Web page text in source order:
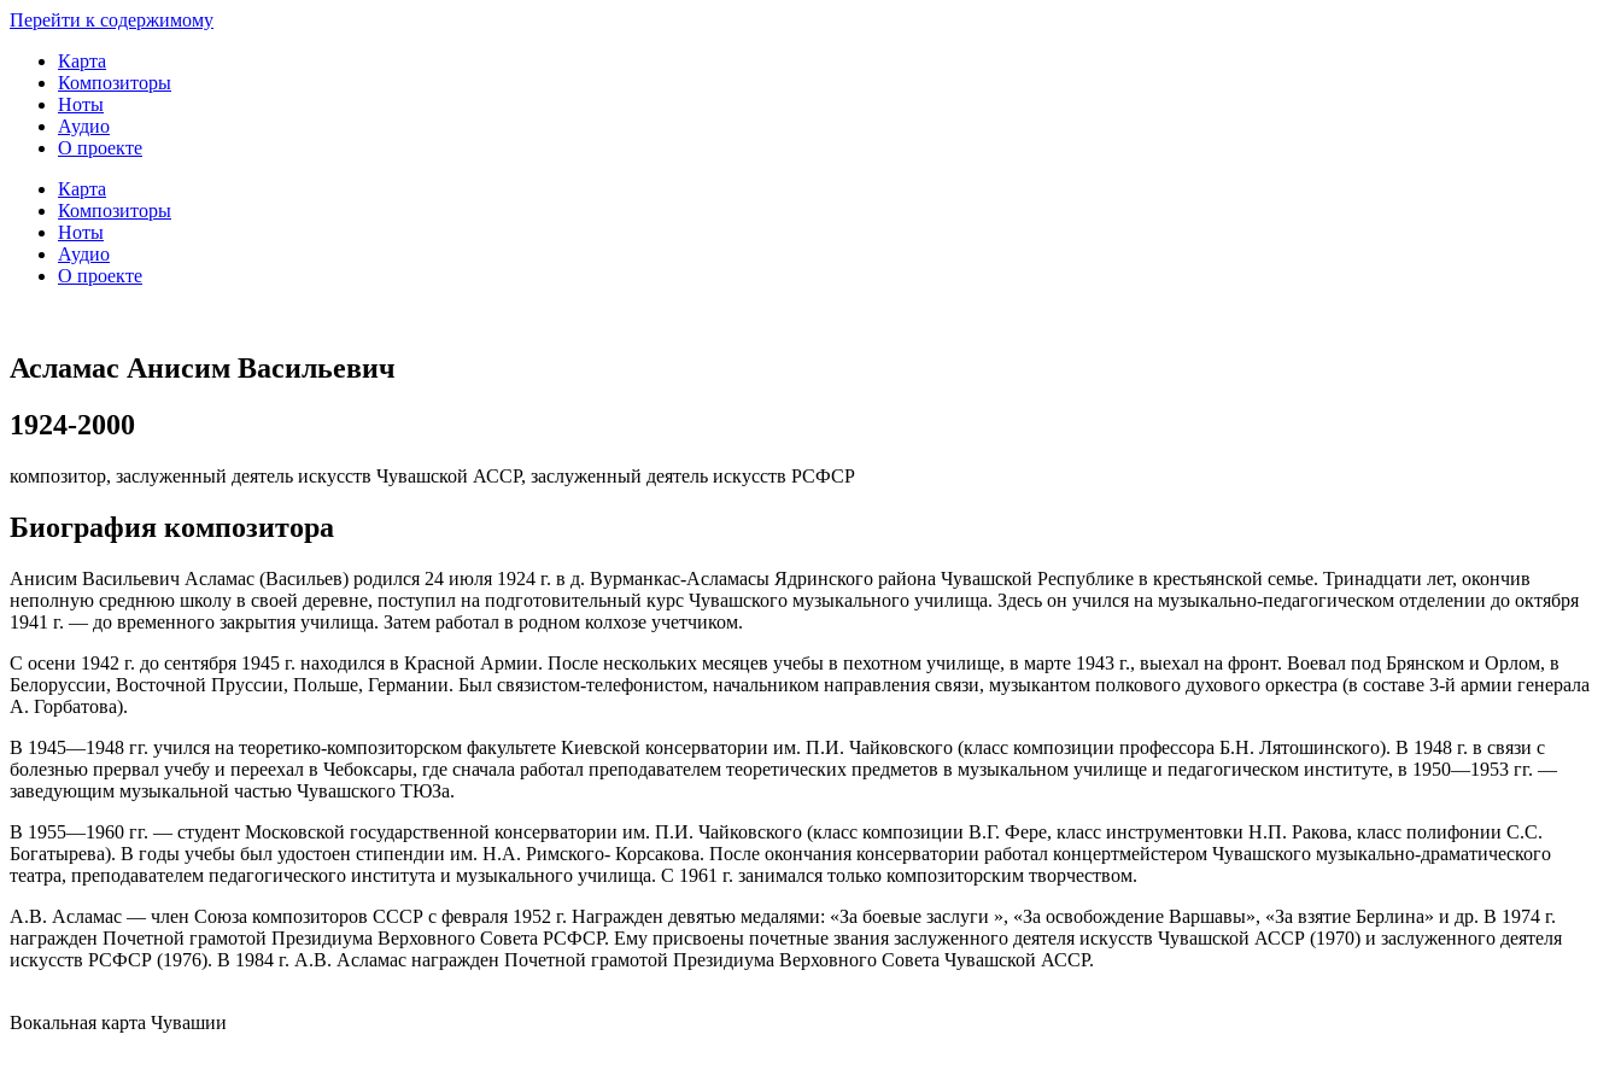
Перейти к содержимому
Карта
Композиторы
Ноты
Аудио
О проекте
Карта
Композиторы
Ноты
Аудио
О проекте
Асламас Анисим Васильевич
1924-2000
композитор, заслуженный деятель искусств Чувашской АССР, заслуженный деятель искусств РСФСР
Биография композитора
Анисим Васильевич Асламас (Васильев) родился 24 июля 1924 г. в д. Вурманкас-Асламасы Ядринского района Чувашской Республике в крестьянской семье. Тринадцати лет, окончив
неполную среднюю школу в своей деревне, поступил на подготовительный курс Чувашского музыкального училища. Здесь он учился на музыкально-педагогическом отделении до октября
1941 г. — до временного закрытия училища. Затем работал в родном колхозе учетчиком.
С осени 1942 г. до сентября 1945 г. находился в Красной Армии. После нескольких месяцев учебы в пехотном училище, в марте 1943 г., выехал на фронт. Воевал под Брянском и Орлом, в
Белоруссии, Восточной Пруссии, Польше, Германии. Был связистом-телефонистом, начальником направления связи, музыкантом полкового духового оркестра (в составе 3-й армии генерала
А. Горбатова).
В 1945—1948 гг. учился на теоретико-композиторском факультете Киевской консерватории им. П.И. Чайковского (класс композиции профессора Б.Н. Лятошинского). В 1948 г. в связи с
болезнью прервал учебу и переехал в Чебоксары, где сначала работал преподавателем теоретических предметов в музыкальном училище и педагогическом институте, в 1950—1953 гг. —
заведующим музыкальной частью Чувашского ТЮЗа.
В 1955—1960 гг. — студент Московской государственной консерватории им. П.И. Чайковского (класс композиции В.Г. Фере, класс инструментовки Н.П. Ракова, класс полифонии С.С.
Богатырева). В годы учебы был удостоен стипендии им. Н.А. Римского- Корсакова. После окончания консерватории работал концертмейстером Чувашского музыкально-драматического
театра, преподавателем педагогического института и музыкального училища. С 1961 г. занимался только композиторским творчеством.
А.В. Асламас — член Союза композиторов СССР с февраля 1952 г. Награжден девятью медалями: «За боевые заслуги », «За освобождение Варшавы», «За взятие Берлина» и др. В 1974 г.
награжден Почетной грамотой Президиума Верховного Совета РСФСР. Ему присвоены почетные звания заслуженного деятеля искусств Чувашской АССР (1970) и заслуженного деятеля
искусств РСФСР (1976). В 1984 г. А.В. Асламас награжден Почетной грамотой Президиума Верховного Совета Чувашской АССР.
Вокальная карта Чувашии